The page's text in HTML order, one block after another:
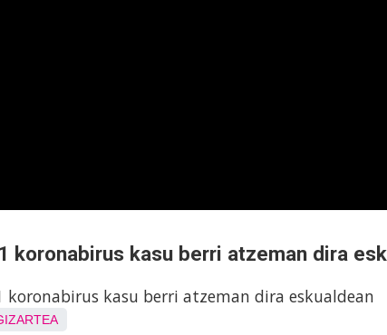
koronabirus kasu berri atzeman dira
koronabirus kasu berri atzeman dira eskualdean